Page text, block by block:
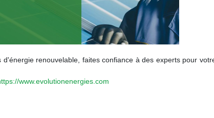
renouvelable, faites confiance à des experts pour
www.evolutionenergies.com